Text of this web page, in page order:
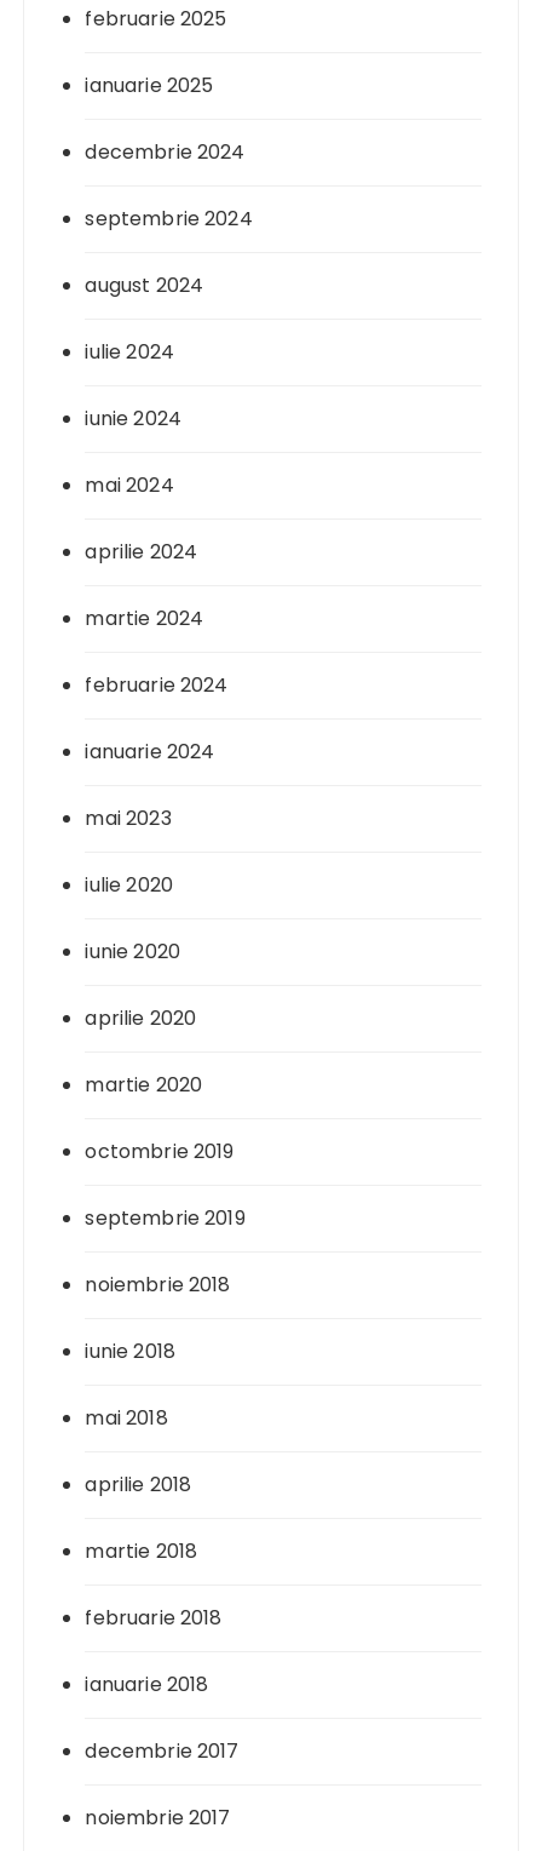
februarie 2025
ianuarie 2025
decembrie 2024
septembrie 2024
august 2024
iulie 2024
iunie 2024
mai 2024
aprilie 2024
martie 2024
februarie 2024
ianuarie 2024
mai 2023
iulie 2020
iunie 2020
aprilie 2020
martie 2020
octombrie 2019
septembrie 2019
noiembrie 2018
iunie 2018
mai 2018
aprilie 2018
martie 2018
februarie 2018
ianuarie 2018
decembrie 2017
noiembrie 2017